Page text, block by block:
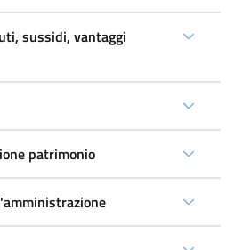
sussidi, vantaggi
patrimonio